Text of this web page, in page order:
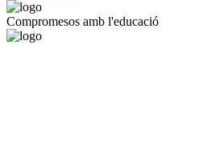
Compromesos amb l'educació